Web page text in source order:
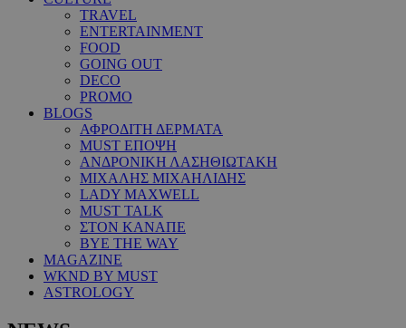
TRAVEL
ENTERTAINMENT
FOOD
GOING OUT
DECO
PROMO
BLOGS
ΑΦΡΟΔΙΤΗ ΔΕΡΜΑΤΑ
MUST ΕΠΟΨΗ
ΑΝΔΡΟΝΙΚΗ ΛΑΣΗΘΙΩΤΑΚΗ
ΜΙΧΑΛΗΣ ΜΙΧΑΗΛΙΔΗΣ
LADY MAXWELL
MUST TALK
ΣΤΟΝ ΚΑΝΑΠΕ
BYE THE WAY
MAGAZINE
WKND BY MUST
ASTROLOGY